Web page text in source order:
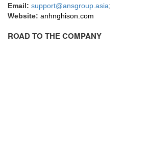
EGE Elektronik
Eilersen Vietnam
Ekstrom-Carlson
Email: support@ansgroup.asia;
Website: anhnghison.com
ROAD TO THE COMPANY